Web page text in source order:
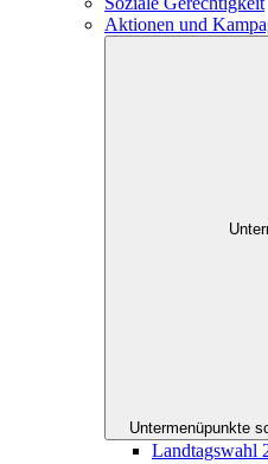
Aktionen und
Untermenüpunkte
Landtagswahl